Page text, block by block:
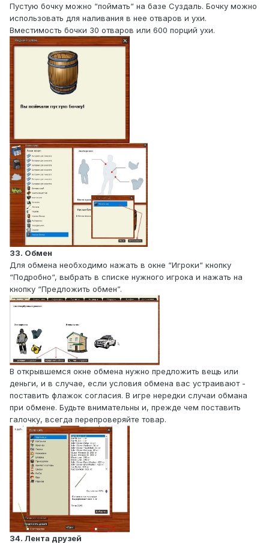
Пустую бочку можно “поймать“ на базе Суздаль. Бочку можно
использовать для наливания в нее отваров и ухи.
Вместимость бочки 30 отваров или 600 порций ухи.
33. Обмен
Для обмена необходимо нажать в окне “Игроки“ кнопку
“Подробно“, выбрать в списке нужного игрока и нажать на
кнопку “Предложить обмен”.
В открывшемся окне обмена нужно предложить вещь или
деньги, и в случае, если условия обмена вас устраивают -
поставить флажок согласия. В игре нередки случаи обмана
при обмене. Будьте внимательны и, прежде чем поставить
галочку, всегда перепроверяйте товар.
34. Лента друзей